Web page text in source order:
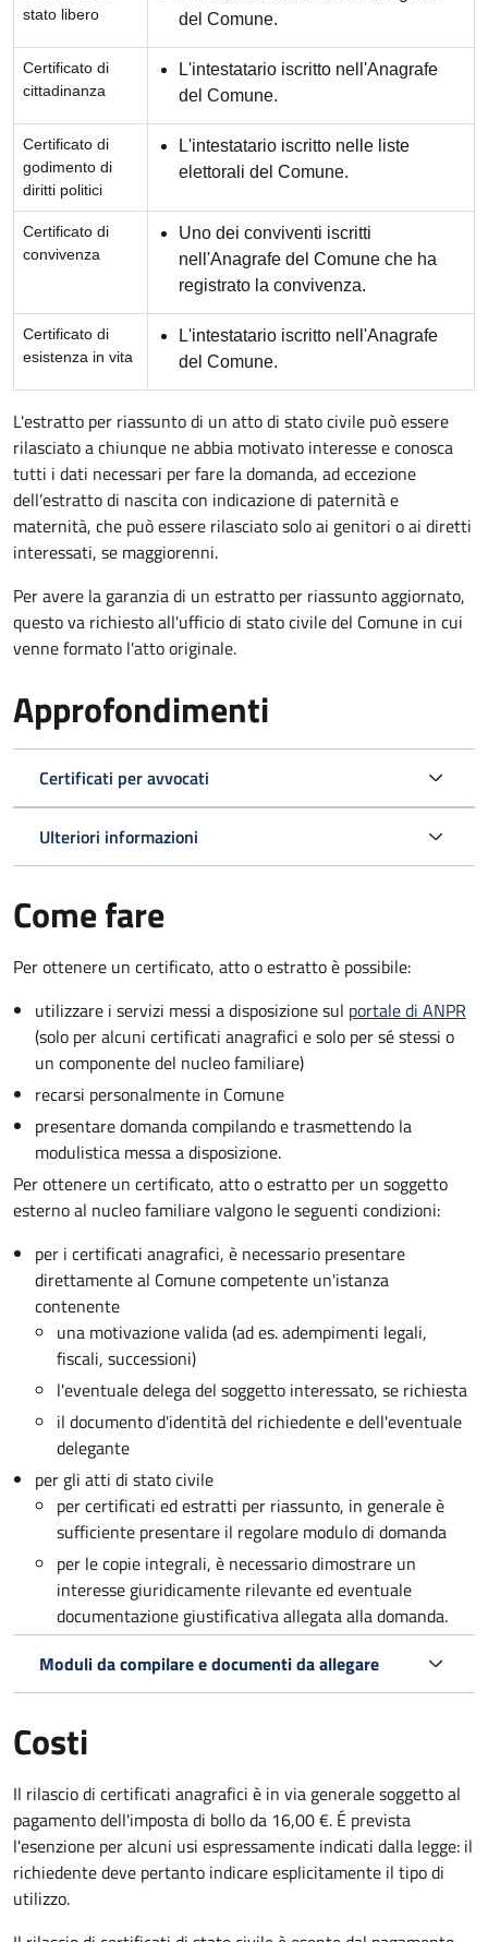
stato libero
del Comune.
Certificato di
cittadinanza
L'intestatario iscritto nell'Anagrafe
del Comune.
Certificato di
godimento di
diritti politici
L'intestatario iscritto nelle liste
elettorali del Comune.
Certificato di
convivenza
Uno dei conviventi iscritti
nell'Anagrafe del Comune che ha
registrato la convivenza.
Certificato di
esistenza in vita
L'intestatario iscritto nell'Anagrafe
del Comune.
L'estratto per riassunto di un atto di stato civile può essere
rilasciato a chiunque ne abbia motivato interesse e conosca
tutti i dati necessari per fare la domanda, ad eccezione
dell’estratto di nascita con indicazione di paternità e
maternità, che può essere rilasciato solo ai genitori o ai diretti
interessati, se maggiorenni.
Per avere la garanzia di un estratto per riassunto aggiornato,
questo va richiesto all'ufficio di stato civile del Comune in cui
venne formato l'atto originale.
Approfondimenti
Certificati per avvocati
Ulteriori informazioni
Come fare
Per ottenere un certificato, atto o estratto è possibile:
utilizzare i servizi messi a disposizione sul portale di ANPR
(solo per alcuni certificati anagrafici e solo per sé stessi o
un componente del nucleo familiare)
recarsi personalmente in Comune
presentare domanda compilando e trasmettendo la
modulistica messa a disposizione.
Per ottenere un certificato, atto o estratto per un soggetto
esterno al nucleo familiare valgono le seguenti condizioni:
per i certificati anagrafici, è necessario presentare
direttamente al Comune competente un'istanza
contenente
una motivazione valida (ad es. adempimenti legali,
fiscali, successioni)
l'eventuale delega del soggetto interessato, se richiesta
il documento d'identità del richiedente e dell'eventuale
delegante
per gli atti di stato civile
per certificati ed estratti per riassunto, in generale è
sufficiente presentare il regolare modulo di domanda
per le copie integrali, è necessario dimostrare un
interesse giuridicamente rilevante ed eventuale
documentazione giustificativa allegata alla domanda.
Moduli da compilare e documenti da allegare
Costi
Il rilascio di certificati anagrafici è in via generale soggetto al
pagamento dell'imposta di bollo da 16,00 €. É prevista
l'esenzione per alcuni usi espressamente indicati dalla legge: il
richiedente deve pertanto indicare esplicitamente il tipo di
utilizzo.